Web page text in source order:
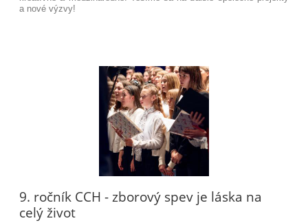
a nové výzvy!
9. ročník CCH - zborový spev je láska na
celý život